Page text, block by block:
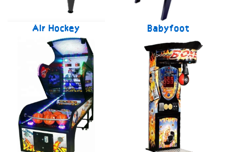
Air Hockey Babyfoot